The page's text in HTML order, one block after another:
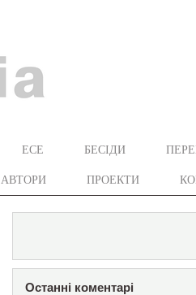
ЕСЕ БЕСІДИ
АВТОРИ ПРОЕКТИ
Останні коментарі